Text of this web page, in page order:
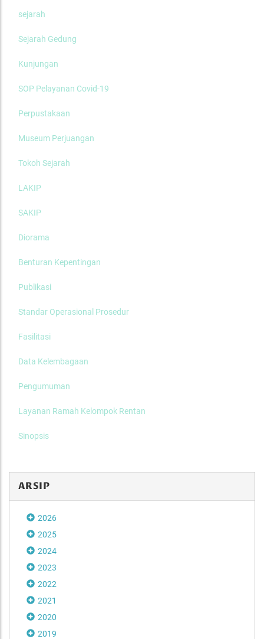
sejarah
Sejarah Gedung
Kunjungan
SOP Pelayanan Covid-19
Perpustakaan
Museum Perjuangan
Tokoh Sejarah
LAKIP
SAKIP
Diorama
Benturan Kepentingan
Publikasi
Standar Operasional Prosedur
Fasilitasi
Data Kelembagaan
Pengumuman
Layanan Ramah Kelompok Rentan
Sinopsis
ARSIP
2026
2025
2024
2023
2022
2021
2020
2019